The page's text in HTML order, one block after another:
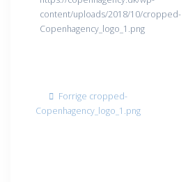
content/uploads/2018/10/cropped-
Copenhagency_logo_1.png
Indlægsnavigation
Forrige Forrige
indlæg:
cropped-
Copenhagency_logo_1.png